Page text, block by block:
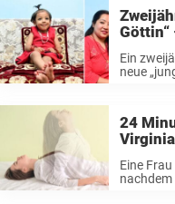
Göttin“
Ein
neue
acht
24
Eine